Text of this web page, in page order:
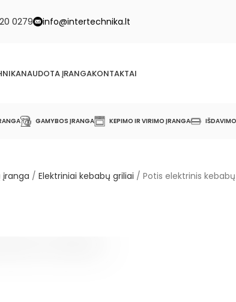
0279 info@intertechnika.lt
NAUDOTA ĮRANGAKONTAKTAI
GAMYBOS ĮRANGA KEPIMO IR VIRIMO ĮRANGA
įranga / Elektriniai kebabų griliai / Potis elektrinis kebabų